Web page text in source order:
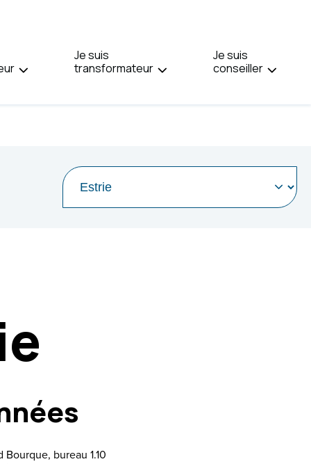
Je suis
transformateur
Je suis
conseiller
ENGLISH.
Sélectionner
une
région
bureau 1.10